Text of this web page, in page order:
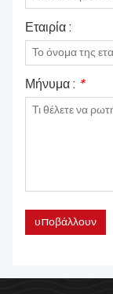
Εταιρία :
Μήνυμα : *
υποβάλλουν